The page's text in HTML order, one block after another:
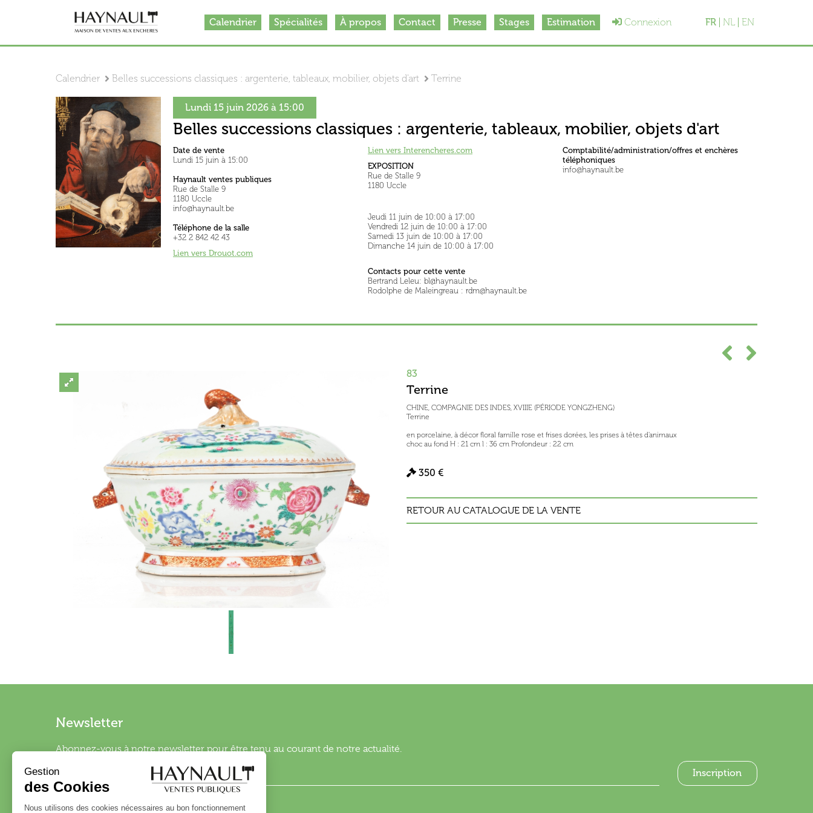
Calendrier Spécialités À propos Contact Presse Stages Estimation Connexion FR NL EN
Calendrier Belles successions classiques : argenterie, tableaux, mobilier, objets d'art Terrine
Lundi 15 juin 2026 à 15:00
Belles successions classiques : argenterie, tableaux, mobilier, objets d'art
Date de vente
Lundi 15 juin à 15:00
Haynault ventes publiques
Rue de Stalle 9
1180 Uccle
info@haynault.be
Téléphone de la salle
+32 2 842 42 43
Lien vers Drouot.com
Lien vers Interencheres.com
EXPOSITION
Rue de Stalle 9
1180 Uccle
Jeudi 11 juin de 10:00 à 17:00
Vendredi 12 juin de 10:00 à 17:00
Samedi 13 juin de 10:00 à 17:00
Dimanche 14 juin de 10:00 à 17:00
Contacts pour cette vente
Bertrand Leleu: bl@haynault.be
Rodolphe de Maleingreau : rdm@haynault.be
Comptabilité/administration/offres et enchères
téléphoniques
info@haynault.be
83
Terrine
CHINE, COMPAGNIE DES INDES, XVIIIE (PÉRIODE YONGZHENG)
Terrine
en porcelaine, à décor floral famille rose et frises dorées, les prises à têtes d'animaux
choc au fond H : 21 cm l : 36 cm Profondeur : 22 cm
350 €
RETOUR AU CATALOGUE DE LA VENTE
Newsletter
Abonnez-vous à notre newsletter pour être tenu au courant de notre actualité.